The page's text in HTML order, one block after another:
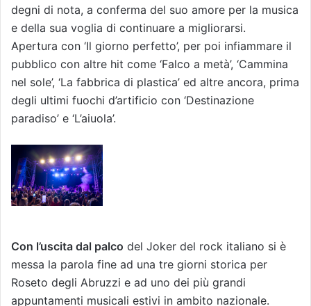
degni di nota, a conferma del suo amore per la musica
e della sua voglia di continuare a migliorarsi.
Apertura con ‘Il giorno perfetto’, per poi infiammare il
pubblico con altre hit come ‘Falco a metà’, ‘Cammina
nel sole’, ‘La fabbrica di plastica’ ed altre ancora, prima
degli ultimi fuochi d’artificio con ‘Destinazione
paradiso’ e ‘L’aiuola’.
Con l’uscita dal palco del Joker del rock italiano si è
messa la parola fine ad una tre giorni storica per
Roseto degli Abruzzi e ad uno dei più grandi
appuntamenti musicali estivi in ambito nazionale.